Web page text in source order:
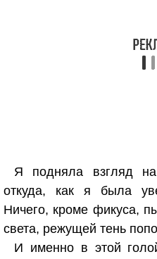
Я подняла взгляд
откуда, как я была
Ничего, кроме фикуса,
света, режущей тень
И именно в этой